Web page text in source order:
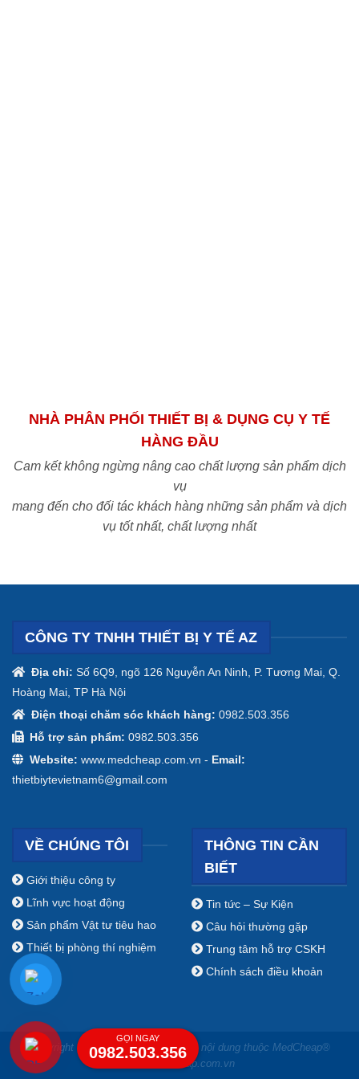
NHÀ PHÂN PHỐI THIẾT BỊ & DỤNG CỤ Y TẾ
HÀNG ĐẦU
Cam kết không ngừng nâng cao chất lượng sản phẩm dịch
vụ
mang đến cho đối tác khách hàng những sản phẩm và dịch
vụ tốt nhất, chất lượng nhất
CÔNG TY TNHH THIẾT BỊ Y TẾ AZ
Địa chỉ: Số 6Q9, ngõ 126 Nguyễn An Ninh, P. Tương Mai, Q.
Hoàng Mai, TP Hà Nội
Điện thoại chăm sóc khách hàng: 0982.503.356
Hỗ trợ sản phẩm: 0982.503.356
Website: www.medcheap.com.vn - Email:
thietbiytevietnam6@gmail.com
VỀ CHÚNG TÔI
Giới thiệu công ty
Lĩnh vực hoạt động
Sản phẩm Vật tư tiêu hao
Thiết bị phòng thí nghiệm
THÔNG TIN CẦN
BIẾT
Tin tức – Sự Kiện
Câu hỏi thường gặp
Trung tâm hỗ trợ CSKH
Chính sách điều khoản
Copyright ⓒ 2009 - 2019 Bản quyền nội dung thuộc MedCheap®
www.medcheap.com.vn
GỌI NGAY
0982.503.356